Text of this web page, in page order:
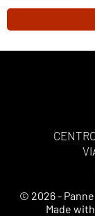
© 2026 -
Made